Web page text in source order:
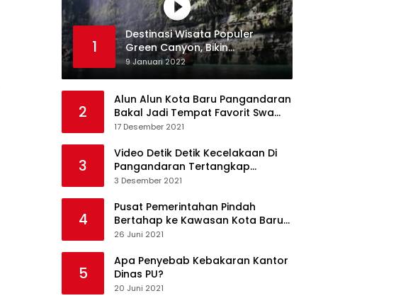
1
Destinasi Wisata Populer
Green Canyon, Bikin
Ketagihan Wisatawan
9 Januari 2022
2
Alun Alun Kota Baru Pangandaran
Bakal Jadi Tempat Favorit Swa
Foto Selfie
17 Desember 2021
3
Video Detik Detik Kecelakaan Di
Pangandaran Tertangkap
Kamera Handphone
3 Desember 2021
4
Pusat Pemerintahan Pindah
Bertahap ke Kawasan Kota Baru
Pangandaran
26 Juni 2021
5
Apa Penyebab Kebakaran Kantor
Dinas PU?
20 Juni 2021